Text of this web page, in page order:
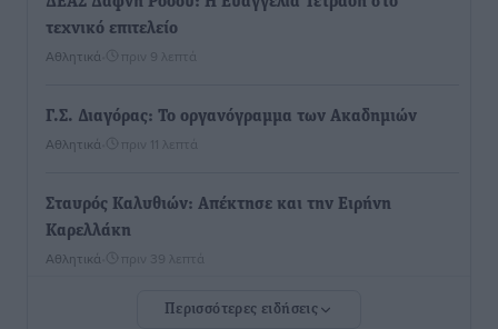
τεχνικό επιτελείο
Αθλητικά πριν 9 λεπτά
Γ.Σ. Διαγόρας: Το οργανόγραμμα των Ακαδημιών
Αθλητικά πριν 11 λεπτά
Σταυρός Καλυθιών: Απέκτησε και την Ειρήνη
Καρελλάκη
Αθλητικά πριν 39 λεπτά
Πρωτάθλημα Καλαθοσφαίρισης Δικηγορικών
Περισσότερες ειδήσεις